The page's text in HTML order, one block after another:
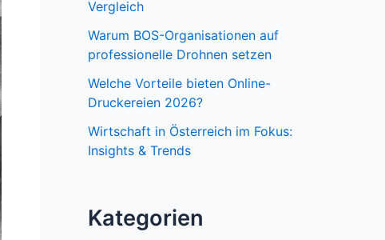
Vergleich
Warum BOS-Organisationen auf
professionelle Drohnen setzen
Welche Vorteile bieten Online-
Druckereien 2026?
Wirtschaft in Österreich im Fokus:
Insights & Trends
Kategorien